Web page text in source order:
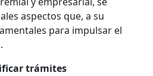
aspectos que, a su
para impulsar el
trámites